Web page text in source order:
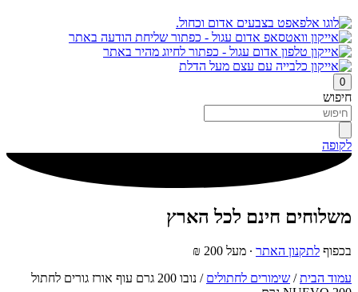
0
חיפוש
לקופה
משלוחים חינם לכל הארץ
בכפוף לתקנון האתר ∙ מעל 200 ₪
עמוד הבית/ שימורים לחתולים
/ נובו 200 גרם עוף אורז גורים לחתול